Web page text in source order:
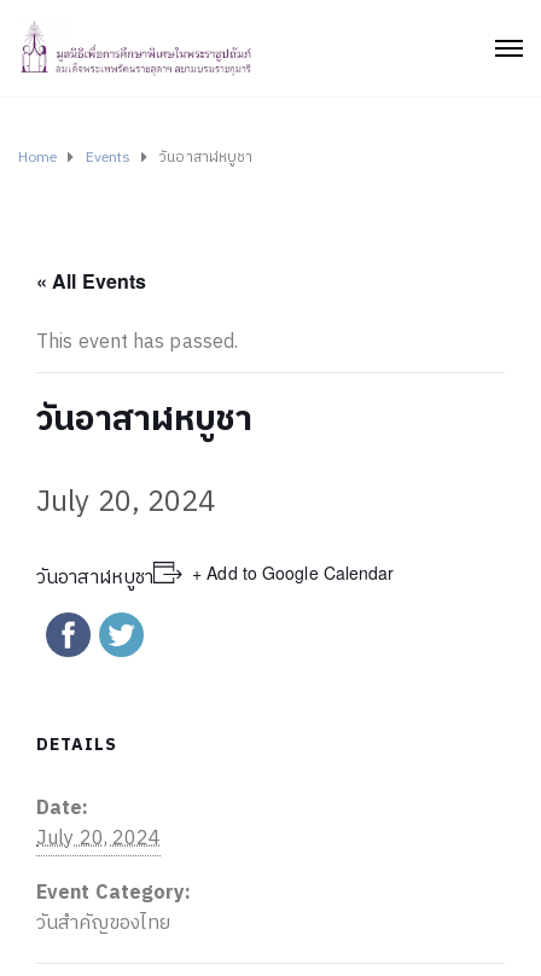
Home Events วันอาสาฬหบูชา
« All Events
This event has passed.
วันอาสาฬหบูชา
July 20, 2024
วันอาสาฬหบูชา + Add to Google Calendar
DETAILS
Date:
July 20, 2024
Event Category:
วันสำคัญของไทย